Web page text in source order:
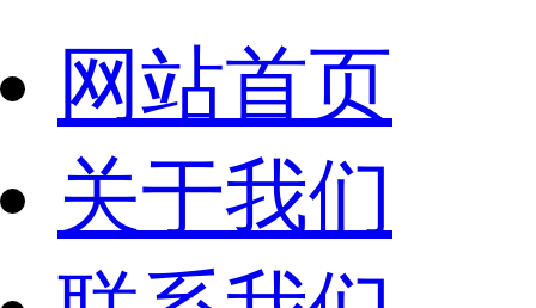
网站首页
关于我们